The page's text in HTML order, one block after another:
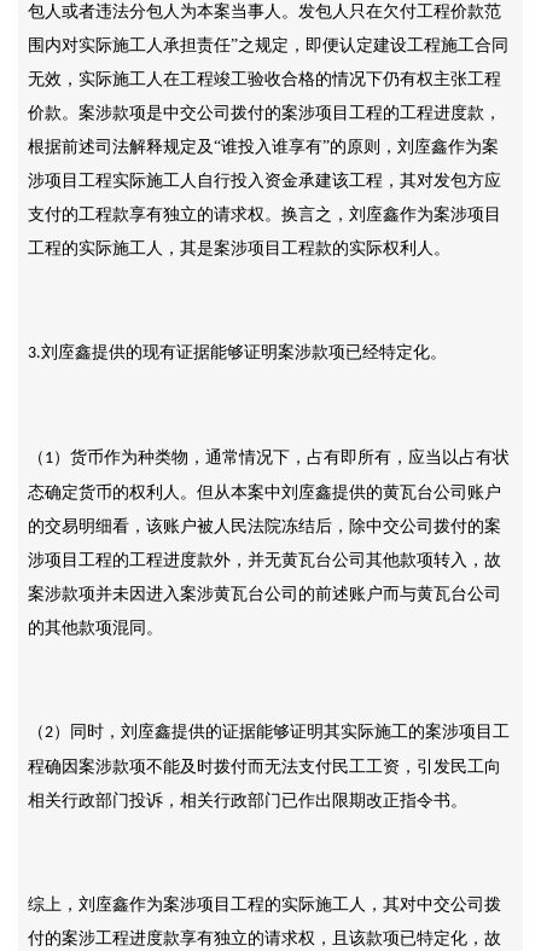
包人或者违法分包人为本案当事人。发包人只在欠付工程价款范
围内对实际施工人承担责任”之规定，即便认定建设工程施工合同
无效，实际施工人在工程竣工验收合格的情况下仍有权主张工程
价款。案涉款项是中交公司拨付的案涉项目工程的工程进度款，
根据前述司法解释规定及“谁投入谁享有”的原则，刘庢鑫作为案
涉项目工程实际施工人自行投入资金承建该工程，其对发包方应
支付的工程款享有独立的请求权。换言之，刘庢鑫作为案涉项目
工程的实际施工人，其是案涉项目工程款的实际权利人。
3.刘庢鑫提供的现有证据能够证明案涉款项已经特定化。
（ 1）货币作为种类物，通常情况下，占有即所有，应当以占有状
态确定货币的权利人。但从本案中刘庢鑫提供的黄瓦台公司账户
的交易明细看，该账户被人民法院冻结后，除中交公司拨付的案
涉项目工程的工程进度款外，并无黄瓦台公司其他款项转入，故
案涉款项并未因进入案涉黄瓦台公司的前述账户而与黄瓦台公司
的其他款项混同。
（2）同时，刘庢鑫提供的证据能够证明其实际施工的案涉项目工
程确因案涉款项不能及时拨付而无法支付民工工资，引发民工向
相关行政部门投诉，相关行政部门已作出限期改正指令书。
综上，刘庢鑫作为案涉项目工程的实际施工人，其对中交公司拨
付的案涉工程进度款享有独立的请求权，且该款项已特定化，故